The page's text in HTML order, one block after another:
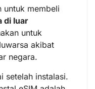
untuk membeli
di luar
untuk
akibat
negara.
setelah instalasi.